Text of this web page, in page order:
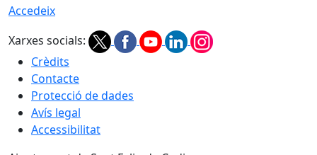
Accedeix
Xarxes socials:
Crèdits
Contacte
Protecció de dades
Avís legal
Accessibilitat